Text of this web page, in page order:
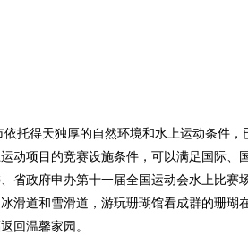
托得天独厚的自然环境和水上运动条件
动项目的竞赛设施条件，可以满足国际
省政府申办第十一届全国运动会水上比
滑道和雪滑道，游玩珊瑚馆看成群的珊
回温馨家园。